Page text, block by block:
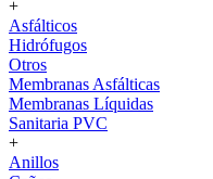
+
Asfálticos
Hidrófugos
Otros
Membranas Asfálticas
Membranas Líquidas
Sanitaria PVC
+
Anillos